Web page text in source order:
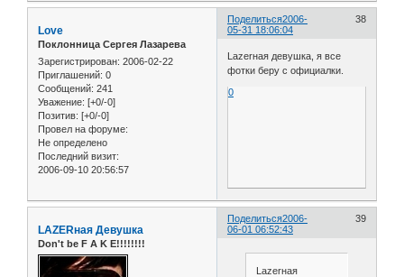
Поделиться 38
2006-
05-31 18:06:04
Love
Поклонница Сергея Лазарева
Зарегистрирован: 2006-02-22
Приглашений: 0
Сообщений: 241
Уважение: [+0/-0]
Позитив: [+0/-0]
Провел на форуме:
Не определено
Последний визит:
2006-09-10 20:56:57
Lazerная девушка, я все
фотки беру с официалки.
0
Поделиться 39
2006-
06-01 06:52:43
LAZERная Девушка
Don't be F A K E!!!!!!!!
Lazerная